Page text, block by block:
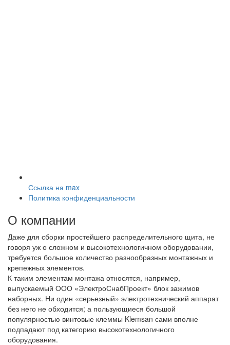
Ссылка на max
Политика конфиденциальности
О компании
Даже для сборки простейшего распределительного щита, не
говоря уж о сложном и высокотехнологичном оборудовании,
требуется большое количество разнообразных монтажных и
крепежных элементов.
К таким элементам монтажа относятся, например,
выпускаемый ООО «ЭлектроСнабПроект» блок зажимов
наборных. Ни один «серьезный» электротехнический аппарат
без него не обходится; а пользующиеся большой
популярностью винтовые клеммы Klemsan сами вполне
подпадают под категорию высокотехнологичного
оборудования.